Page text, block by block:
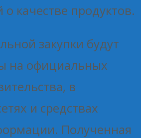
качестве продуктов.
закупки будут
на официальных
в
и средствах
Полученная